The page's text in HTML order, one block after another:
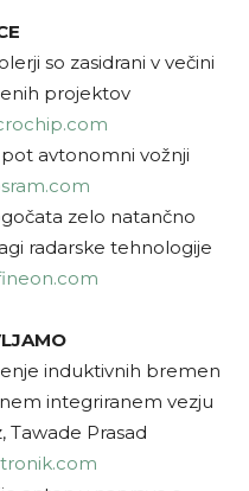
so zasidrani v večini
projektov
avtonomni vožnji
zelo natančno
radarske tehnologije
induktivnih bremen
integriranem vezju
Tawade Prasad